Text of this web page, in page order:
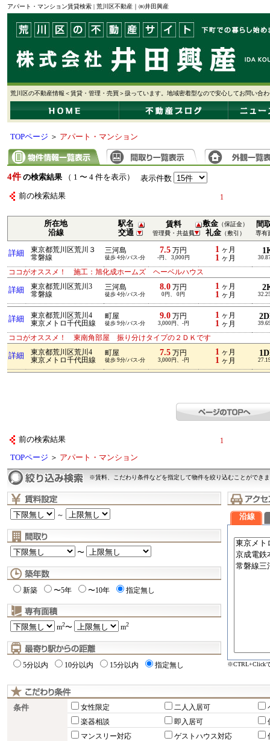
アパート・マンション賃貸検索 | 荒川区不動産｜㈱井田興産
荒川区の不動産情報＜賃貸・管理・売買＞扱っています。地域密着型なので安心してお問い合
TOPページ ＞ アパート・マンション
4件 の検索結果 （ 1 〜 4 件を表示） 表示件数
前の検索結果 1
所在地
沿線
駅名
交通
賃料
管理費・共益費
敷金（保証金）
礼金（敷引）
間
専有
詳細
東京都荒川区荒川３
常磐線
三河島
徒歩 4分/バス-分
7.5 万円
-円、 3,000円
1 ヶ月
1 ヶ月
ココがオススメ！ 施工：旭化成ホームズ ヘーベルハウス
詳細
東京都荒川区荒川3
常磐線
三河島
徒歩 4分/バス-分
8.0 万円
0円、 0円
1 ヶ月
1 ヶ月
詳細
東京都荒川区荒川4
東京メトロ千代田線
町屋
徒歩 9分/バス-分
9.0 万円
3,000円、-円
1 ヶ月
1 ヶ月
ココがオススメ！ 東南角部屋 振り分けタイプの２ＤＫです
詳細
東京都荒川区荒川4
東京メトロ千代田線
町屋
徒歩 9分/バス-分
7.5 万円
3,000円、-円
1 ヶ月
1 ヶ月
前の検索結果 1
TOPページ ＞ アパート・マンション
※賃料、こだわり条件などを指定して物件を絞り込むことができ
～
〜
新築 〜5年 〜10年 指定無し
m2〜 m2
5分以内 10分以内 15分以内 指定無し
沿線
※CTRL+Click
条件 女性限定 二人入居可
楽器相談
即入居可
マンスリー対応
ゲストハウス対応